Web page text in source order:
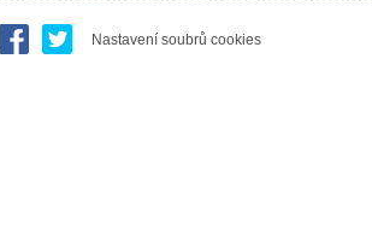
Nastavení soubrů cookies